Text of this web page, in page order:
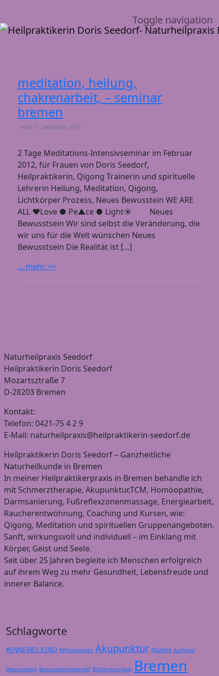
Toggle navigation
meditation, heilung,
chakrenarbeit, – seminar
bremen
vom 11. Dezember 2011
2 Tage Meditations-Intensivseminar im Februar
2012, für Frauen von Doris Seedorf,
Heilpraktikerin, Qigong Trainerin und spirituelle
Lehrerin Heilung, Meditation, Qigong,
Lichtkörper Prozess, Neues Bewusstein WE ARE
ALL ❤Love ● Pe▲ce ● Light☀ Neues
Bewusstsein Wir sind selbst die Veränderung, die
wir uns für die Welt wünschen Neues
Bewusstsein Die Realität ist […]
... mehr >>
Naturheilpraxis Seedorf
Heilpraktikerin Doris Seedorf
Mozartsztraße 7
D-28203 Bremen
Kontakt:
Telefon: 0421-75 4 2 9
E-Mail: naturheilpraxis@heilpraktikerin-seedorf.de
Heilpraktikerin Doris Seedorf – Ganzheitliche
Naturheilkunde in Bremen
In meiner Heilpraktikerpraxis in Bremen behandle ich
mit Schmerztherapie, Akupunktur,TCM, Homöopathie,
Darmsanierung, Fußreflexzonenmassage, Energiearbeit,
Raucherentwöhnung, Coaching und Kursen, wie:
Qigong, Meditation und spirituellen Gruppenangeboten.
Sanft, wirkungsvoll und individuell – im Einklang mit
Körper, Geist und Seele.
Seit über 25 Jahren begleite ich Menschen erfolgreich
auf ihrem Weg zu mehr Gesundheit, Lebensfreude und
innerer Balance.
Schlagworte
#INNERES.KIND Affirmationen Akupunktur Atlantis Aufstieg
Bewusstsein Bewusstseinswandel Bildungsurlaub Bremen